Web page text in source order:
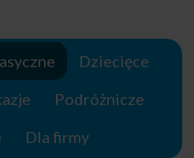
Dziecięce
Podróżnicze
Dla firmy